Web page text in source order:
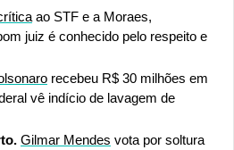
ao STF e a Moraes,
juiz é conhecido pelo respeito e
recebeu R$ 30 milhões em
vê indício de lavagem de
Gilmar Mendes vota por soltura